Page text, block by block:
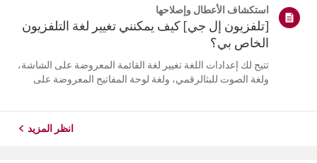
استكشاف الأعطال وإصلاحها
[تلفزيون إل جي] كيف يمكنني تغيير لغة التلفزيون
الخاص بي؟
تتيح لك إعدادات اللغة تغيير لغة القائمة المعروضة على الشاشة،
ولغة الصوت للبثالرقمي، ولغة لوحة المفاتيح المعروضة على
انظر المزيد